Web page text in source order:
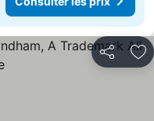
Partager